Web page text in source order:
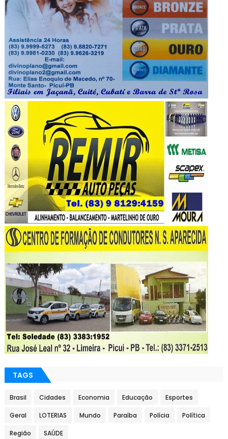
TAGS
Brasil Cidades Economia Educação Esportes
Geral LOTERIAS Mundo Paraíba Polícia Política
Região SAÚDE